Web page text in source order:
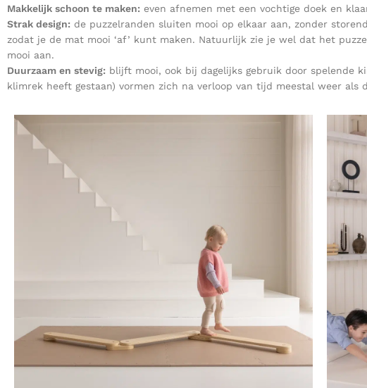
Makkelijk schoon te maken: even afnemen met een vochtige doek en
Strak design: de puzzelranden sluiten mooi op elkaar aan, zonder
zodat je de mat mooi ‘af’ kunt maken. Natuurlijk zie je wel dat het
mooi aan.
Duurzaam en stevig: blijft mooi, ook bij dagelijks gebruik door spelende
klimrek heeft gestaan) vormen zich na verloop van tijd meestal weer als